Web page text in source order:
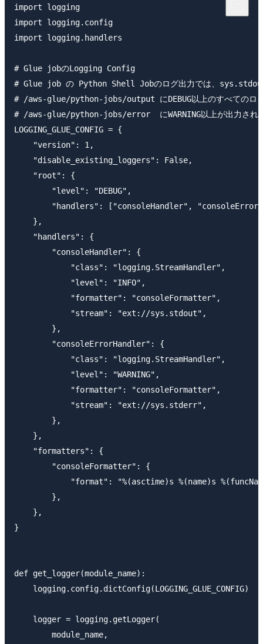
import logging
import logging.config
import logging.handlers
# Glue jobのLogging Config
# Glue job の Python Shell Jobのログ出力では、sys.stdout
# /aws-glue/python-jobs/output にDEBUG以上のすべてのログ
# /aws-glue/python-jobs/error  にWARNING以上が出力され
LOGGING_GLUE_CONFIG = {
    "version": 1,
    "disable_existing_loggers": False,
    "root": {
        "level": "DEBUG",
"handlers": ["consoleHandler",
    },
    "handlers": {
        "consoleHandler": {
            "class": "logging.StreamHandler",
            "level": "INFO",
            "formatter": "consoleFormatter",
            "stream": "ext://sys.stdout",
        },
        "consoleErrorHandler": {
            "class": "logging.StreamHandler",
            "level": "WARNING",
            "formatter": "consoleFormatter",
            "stream": "ext://sys.stderr",
        },
    },
    "formatters": {
        "consoleFormatter": {
"format": "%(asctime)s %(name)s
        },
    },
}
def get_logger(module_name):
    logging.config.dictConfig(LOGGING_GLUE_CONFIG)
    logger = logging.getLogger(
        module_name,